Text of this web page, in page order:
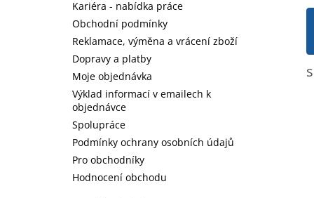
Kariéra - nabídka práce
Obchodní podmínky
Reklamace, výměna a vrácení zboží
Dopravy a platby
Moje objednávka
Výklad informací v emailech k
objednávce
Spolupráce
Podmínky ochrany osobních údajů
Pro obchodníky
Hodnocení obchodu